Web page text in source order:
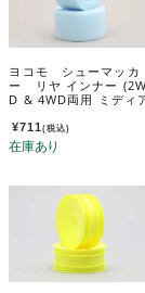
ヨコモ シューマッカ
ー リヤ インナー (2W
D & 4WD両用 ミディ
¥711(税込)